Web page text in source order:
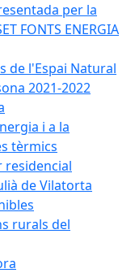
per la
FONTS ENERGIA
de l'Espai Natural
2021-2022
i a la
tèrmics
residencial
de Vilatorta
rurals del